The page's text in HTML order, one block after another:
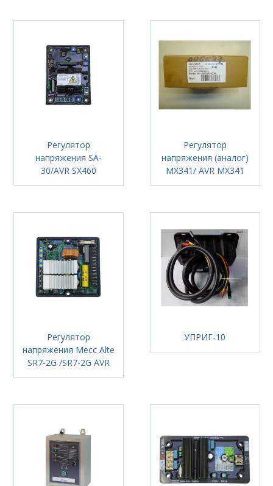
Регулятор
напряжения SA-
30/AVR SX460
Регулятор
напряжения (аналог)
MX341/ AVR MX341
Регулятор
напряжения Mecc Alte
SR7-2G /SR7-2G AVR
УПРИГ-10